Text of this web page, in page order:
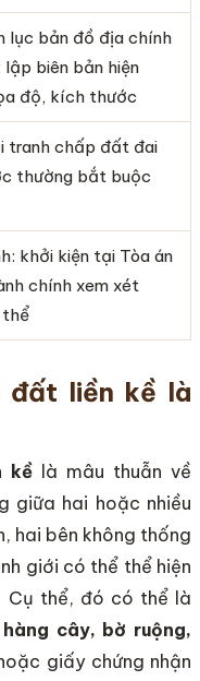
lục bản đồ địa chính
biên bản hiện
độ, kích thước
tranh chấp đất đai
thường bắt buộc
khởi kiện tại Tòa án
chính xem xét
thể
đất liền kề là
kề là mâu thuẫn về
giữa hai hoặc nhiều
hai bên không thống
giới có thể thể hiện
Cụ thể, đó có thể là
cây, bờ ruộng,
giấy chứng nhận